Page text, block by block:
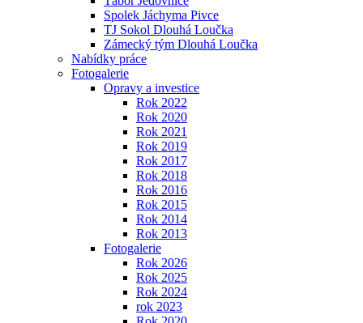
Spolek Jáchyma Pivce
TJ Sokol Dlouhá Loučka
Zámecký tým Dlouhá Loučka
Nabídky práce
Fotogalerie
Opravy a investice
Rok 2022
Rok 2020
Rok 2021
Rok 2019
Rok 2017
Rok 2018
Rok 2016
Rok 2015
Rok 2014
Rok 2013
Fotogalerie
Rok 2026
Rok 2025
Rok 2024
rok 2023